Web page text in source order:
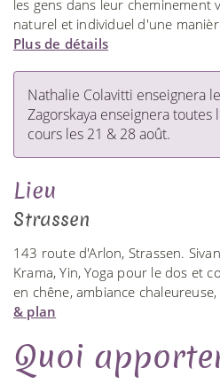
les gens dans leur cheminement
naturel et individuel d'une
Plus de détails
Nathalie Colavitti enseignera
Zagorskaya enseignera toutes
cours les 21 & 28 août.
Lieu
Strassen
143 route d'Arlon, Strassen.
Krama, Yin, Yoga pour le dos et
en chêne, ambiance
& plan
Quoi